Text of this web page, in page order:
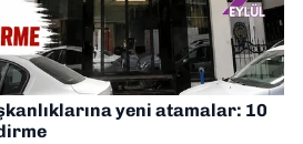
yeni atamalar: 10